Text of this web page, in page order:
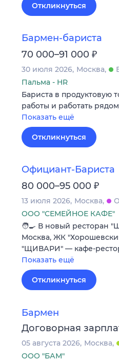
Откликнуться
Бармен-бариста
70 000–91 000 ₽
30 июля 2026 Москва
Пальма - HR
Бариста в продуктовую
работы и работать
Показать ещё
Откликнуться
Официант-Бариста
80 000–95 000 ₽
13 июля 2026 Москва
ООО "СЕМЕЙНОЕ КАФЕ"
🧑‍🍳 В новый ресторан
Москва, ЖК
"ЩИВАРИ" — кафе-
Показать ещё
Откликнуться
Бармен
Договорная
05 августа 2026 Москва
ООО "БАМ"